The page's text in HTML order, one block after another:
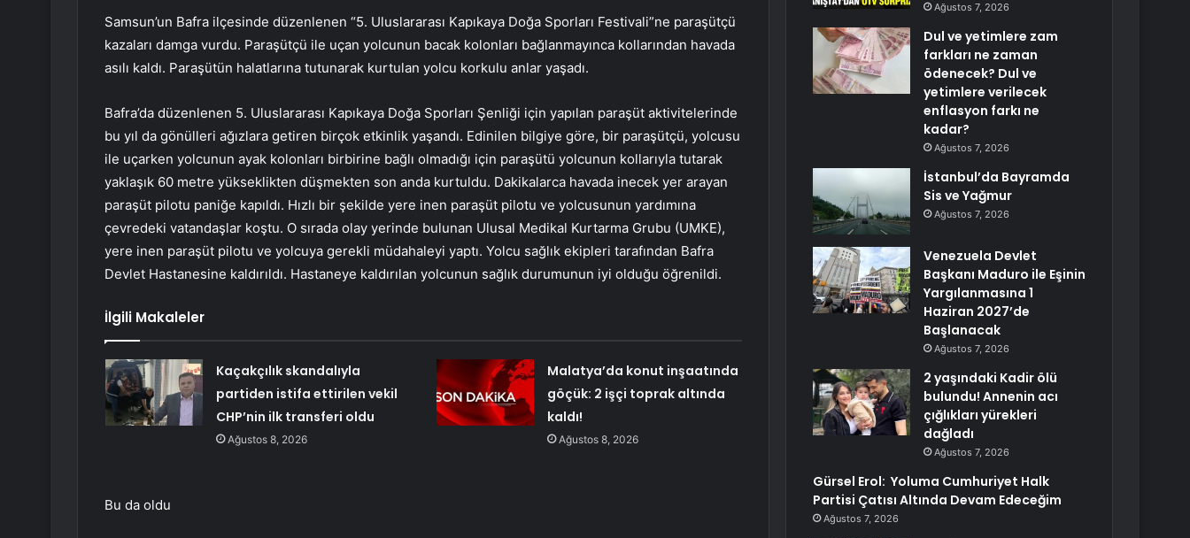
Samsun’un Bafra ilçesinde düzenlenen “5. Uluslararası Kapıkaya Doğa Sporları Festivali”ne paraşütçü
kazaları damga vurdu. Paraşütçü ile uçan yolcunun bacak kolonları bağlanmayınca kollarından havada
asılı kaldı. Paraşütün halatlarına tutunarak kurtulan yolcu korkulu anlar yaşadı.
Bafra’da düzenlenen 5. Uluslararası Kapıkaya Doğa Sporları Şenliği için yapılan paraşüt aktivitelerinde
bu yıl da gönülleri ağızlara getiren birçok etkinlik yaşandı. Edinilen bilgiye göre, bir paraşütçü, yolcusu
ile uçarken yolcunun ayak kolonları birbirine bağlı olmadığı için paraşütü yolcunun kollarıyla tutarak
yaklaşık 60 metre yükseklikten düşmekten son anda kurtuldu. Dakikalarca havada inecek yer arayan
paraşüt pilotu paniğe kapıldı. Hızlı bir şekilde yere inen paraşüt pilotu ve yolcusunun yardımına
çevredeki vatandaşlar koştu. O sırada olay yerinde bulunan Ulusal Medikal Kurtarma Grubu (UMKE),
yere inen paraşüt pilotu ve yolcuya gerekli müdahaleyi yaptı. Yolcu sağlık ekipleri tarafından Bafra
Devlet Hastanesine kaldırıldı. Hastaneye kaldırılan yolcunun sağlık durumunun iyi olduğu öğrenildi.
İlgili Makaleler
Kaçakçılık skandalıyla
partiden istifa ettirilen vekil
CHP’nin ilk transferi oldu
Ağustos 8, 2026
Malatya’da konut inşaatında
göçük: 2 işçi toprak altında
kaldı!
Ağustos 8, 2026
Bu da oldu
Ağustos 7, 2026
Dul ve yetimlere zam
farkları ne zaman
ödenecek? Dul ve
yetimlere verilecek
enflasyon farkı ne
kadar?
Ağustos 7, 2026
İstanbul’da Bayramda
Sis ve Yağmur
Ağustos 7, 2026
Venezuela Devlet
Başkanı Maduro ile Eşinin
Yargılanmasına 1
Haziran 2027’de
Başlanacak
Ağustos 7, 2026
2 yaşındaki Kadir ölü
bulundu! Annenin acı
çığlıkları yürekleri
dağladı
Ağustos 7, 2026
Gürsel Erol: Yoluma Cumhuriyet Halk
Partisi Çatısı Altında Devam Edeceğim
Ağustos 7, 2026